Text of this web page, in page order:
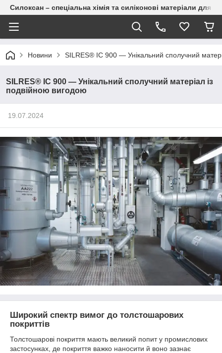
Силоксан – спеціальна хімія та силіконові матеріали для
Новини SILRES® IC 900 — Унікальний сполучний
SILRES® IC 900 — Унікальний сполучний матеріал із
подвійною вигодою
19.07.2024
Широкий спектр вимог до толстошарових
покриттів
Толстошарові покриття мають великий попит у промислових
застосунках, де покриття важко наносити й воно зазнає